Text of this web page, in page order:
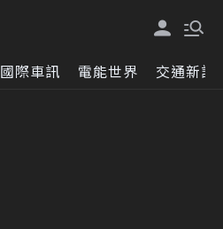
國際車訊 電能世界 交通新訊